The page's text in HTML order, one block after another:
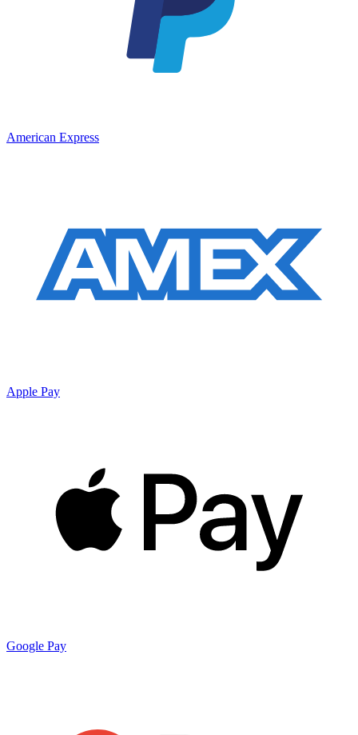
American Express
Apple Pay
Google Pay